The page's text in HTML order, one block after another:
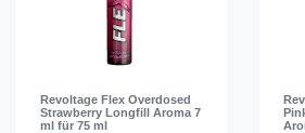
Revoltage Flex Overdosed
Strawberry Longfill Aroma 7
ml für 75 ml